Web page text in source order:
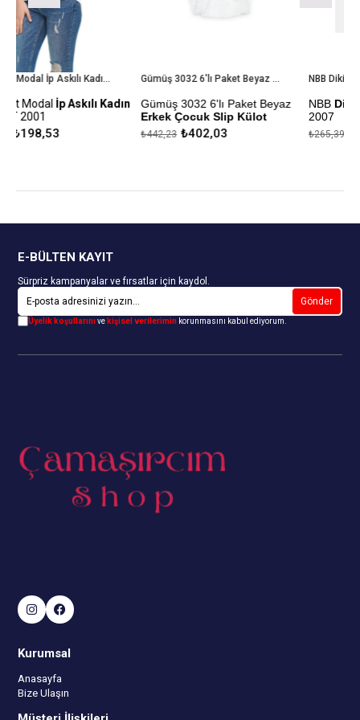
Tutku Elit Modal İp Askılı Kadın Atlet ELT 2001
Kadın
Gümüş 3032 6'lı Paket Beyaz Erkek Çocuk Slip Külot
Gümüş 3032 6'lı Paket Beyaz
Erkek Çocuk Slip Külot
₺402,03
₺442,23
NBB Dikişsiz Bayan Boxer 2007
NBBDikişsiz Bayan
2007
Kapıda Ödeme Seçeneği
₺241,26
₺265,39
E-BÜLTEN KAYIT
Sürpriz kampanyalar ve fırsatlar için kaydol.
Gönder
Üyelik koşullarınıve kişisel verilerimin korunmasını kabul ediyorum.
Kurumsal
Anasayfa
Bize Ulaşın